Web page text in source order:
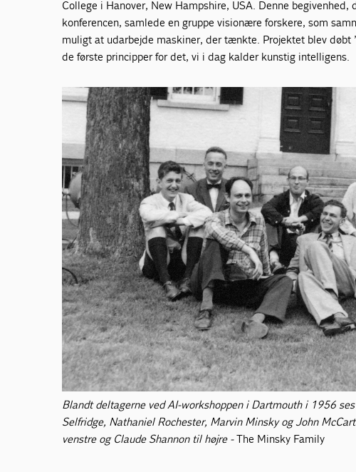
College i Hanover, New Hampshire, USA. Denne
konferencen, samlede en gruppe visionære forskere, som
muligt at udarbejde maskiner, der tænkte. Projektet blev døbt
de første principper for det, vi i dag kalder kunstig intelligens.
Blandt deltagerne ved AI-workshoppen i Dartmouth i 1956
Selfridge, Nathaniel Rochester, Marvin Minsky og John
venstre og Claude Shannon til højre -The Minsky Family